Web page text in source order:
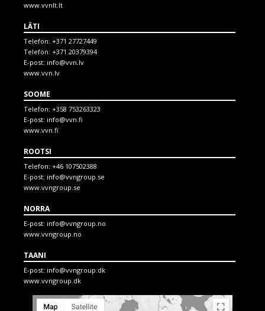
www.vvnlt.lt
LÄTI
Telefon: +371 27727449
Telefon: +371 20379394
E-post: info@vvn.lv
www.vvn.lv
SOOME
Telefon: +358 753263323
E-post: info@vvn.fi
www.vvn.fi
ROOTSI
Telefon: +46 107502388
E-post: info@vvngroup.se
www.vvngroup.se
NORRA
E-post: info@vvngroup.no
www.vvngroup.no
TAANI
E-post: info@vvngroup.dk
www.vvngroup.dk